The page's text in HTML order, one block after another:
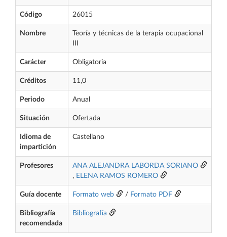
Código 26015
Nombre
Teoría y técnicas de la terapia ocupacional
Carácter Obligatoria
Créditos 11,0
Periodo Anual
Situación Ofertada
Idioma de
impartición
Castellano
Profesores
ANA ALEJANDRA LABORDA SORIANO
, ELENA RAMOS ROMERO
Guía docente Formato web / Formato PDF
Bibliografía
recomendada
Bibliografía